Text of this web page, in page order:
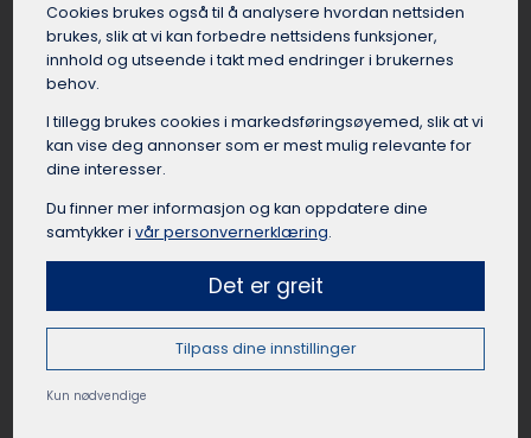
Det kan være lettere å leie buss i Meløy når de
skal til kamper, cuper, samlinger, events, turer
eller andre aktiviteter. Å reise sammen fra
lagånd, samtidig som det er en praktisk og
rimelig reisemåte når mange skal samme vei.
Busselskapet i Meløy kan hjelpe med å finne
passende busstørrelse til gruppen, og sørge for
at bussen er utstyrt med det dere trenger for
en vellykket tur.
Leie buss til private arrangement Meløy
Cookies brukes også til å analysere hvordan nettsiden
brukes, slik at vi kan forbedre nettsidens funksjoner,
innhold og utseende i takt med endringer i brukernes
behov.
I tillegg brukes cookies i markedsførings­øyemed, slik at vi
kan vise deg annonser som er mest mulig relevante for
dine interesser.
Du finner mer informasjon og kan oppdatere dine
samtykker ivår personvernerklæring.
Det er greit
Tilpass dine innstillinger
Kun nødvendige